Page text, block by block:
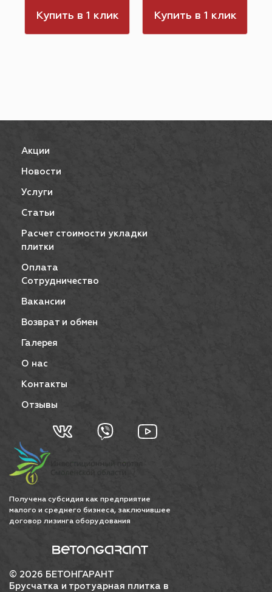
Купить в 1 клик Купить в 1 клик
© 2026 БЕТОНГАРАНТ
Брусчатка и тротуарная плитка в
Акции
Новости
Услуги
Статьи
Расчет стоимости укладки
плитки
Оплата
Сотрудничество
Вакансии
Возврат и обмен
Галерея
О нас
Контакты
Отзывы
Получена субсидия как предприятие
малого и среднего бизнеса, заключившее
договор лизинга оборудования